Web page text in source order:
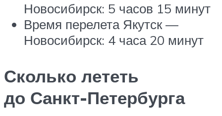
Новосибирск: 5 часов 15 минут
Время перелета Якутск —
Новосибирск: 4 часа 20 минут
Сколько лететь
до Санкт-Петербурга